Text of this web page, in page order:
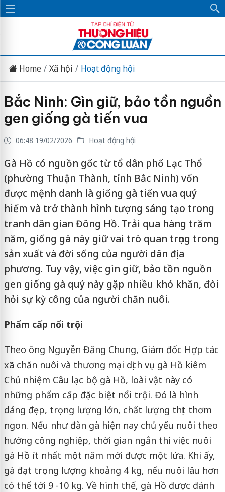
Home Xã hội Hoạt động hội
Bắc Ninh: Gìn giữ, bảo tồn nguồn
gen giống gà tiến vua
06:48 19/02/2026 Hoạt động hội
Gà Hồ có nguồn gốc từ tổ dân phố Lạc Thổ
(phường Thuận Thành, tỉnh Bắc Ninh) vốn
được mệnh danh là giống gà tiến vua quý
hiếm và trở thành hình tượng sáng tạo trong
tranh dân gian Đông Hồ. Trải qua hàng trăm
năm, giống gà này giữ vai trò quan trọng trong
sản xuất và đời sống của người dân địa
phương. Tuy vậy, việc gìn giữ, bảo tồn nguồn
gen giống gà quý này gặp nhiều khó khăn, đòi
hỏi sự kỳ công của người chăn nuôi.
Phẩm cấp nổi trội
Theo ông Nguyễn Đăng Chung, Giám đốc Hợp tác
xã chăn nuôi và thương mại dịch vụ gà Hồ kiêm
Chủ nhiệm Câu lạc bộ gà Hồ, loài vật này có
những phẩm cấp đặc biệt nổi trội. Đó là hình
dáng đẹp, trọng lượng lớn, chất lượng thịt thơm
ngon. Nếu như đàn gà hiện nay chủ yếu nuôi theo
hướng công nghiệp, thời gian ngắn thì việc nuôi
gà Hồ ít nhất một năm mới được một lứa. Khi ấy,
gà đạt trọng lượng khoảng 4 kg, nếu nuôi lâu hơn
có thể tới 9 -10 kg. Về hình thể, gà Hồ được đánh